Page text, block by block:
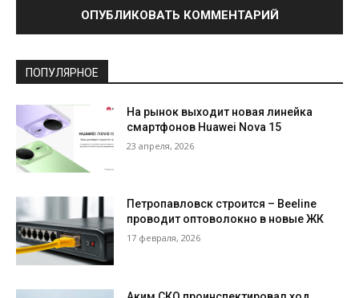
ПОПУЛЯРНОЕ
На рынок выходит новая линейка
смартфонов Huawei Nova 15
23 апреля, 2026
Петропавловск строится – Beeline
проводит оптоволокно в новые ЖК
17 февраля, 2026